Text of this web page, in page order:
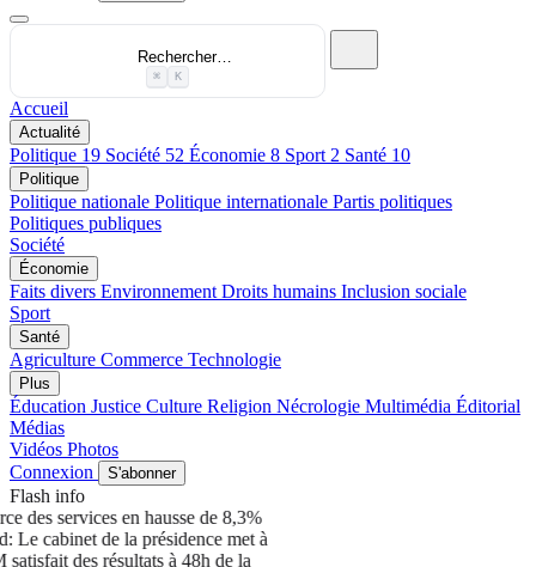
Rechercher…
⌘ K
Accueil
Actualité
Politique 19 Société 52 Économie 8 Sport 2 Santé 10
Politique
Politique nationale Politique internationale Partis politiques
Politiques publiques
Société
Économie
Faits divers Environnement Droits humains Inclusion sociale
Sport
Santé
Agriculture Commerce Technologie
Plus
Éducation Justice Culture Religion Nécrologie Multimédia Éditorial
Médias
Vidéos Photos
Connexion
S'abonner
Flash info
(Multimédia) Chine : le commerce des services en hausse de 8,3%
au premier semestre 2026Tchad: Le cabinet de la présidence met à
nu un députéRGPH-3 : Le PM satisfait des résultats à 48h de la